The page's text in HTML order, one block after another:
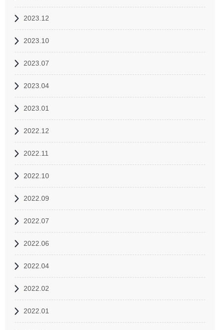
2023.12
2023.10
2023.07
2023.04
2023.01
2022.12
2022.11
2022.10
2022.09
2022.07
2022.06
2022.04
2022.02
2022.01